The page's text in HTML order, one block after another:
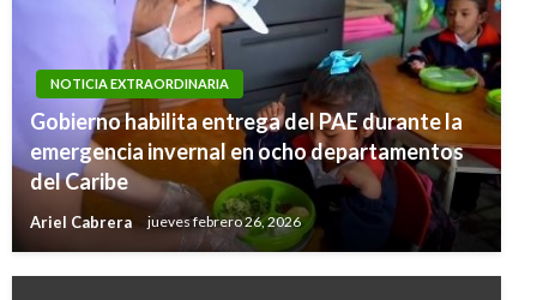
NOTICIA EXTRAORDINARIA
Gobierno habilita entrega del PAE durante la
emergencia invernal en ocho departamentos
del Caribe
Ariel Cabrera jueves febrero 26, 2026